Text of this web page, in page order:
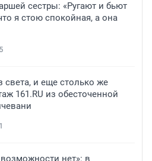
сестры: «Ругают и бьют
я стою спокойная, а она
света, и еще столько же
161.RU из обесточенной
нет»: в